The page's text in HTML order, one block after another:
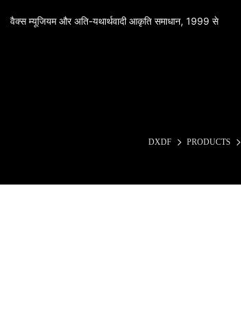
वैक्स म्यूजियम और अति-यथार्थवादी आकृति समाधान, 1999 से
DXDF PRODUCTS